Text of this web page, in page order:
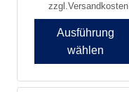
zzgl.Versandkosten
Ausführung
wählen